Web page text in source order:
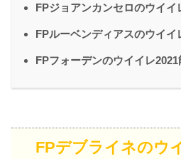
FPジョアンカンセロのウイイ
FPルーベンディアスのウイイ
FPフォーデンのウイイレ2021
FPデブライネのウ